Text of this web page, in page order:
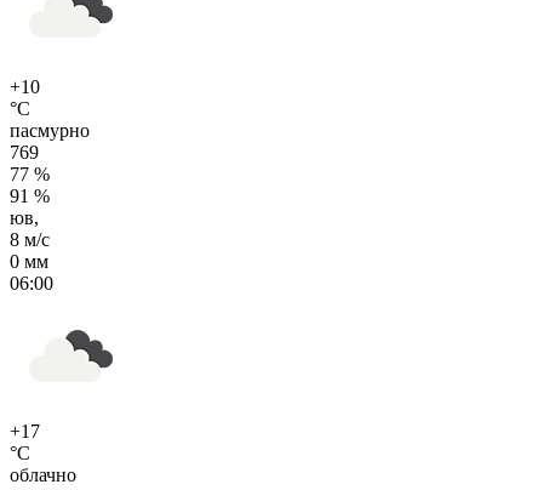
+10
°C
пасмурно
769
77 %
91 %
юв,
8 м/с
0 мм
06:00
+17
°C
облачно